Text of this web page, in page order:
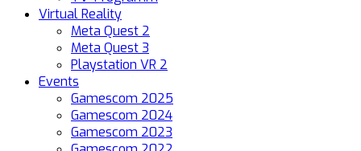
Virtual Reality
Meta Quest 2
Meta Quest 3
Playstation VR 2
Events
Gamescom 2025
Gamescom 2024
Gamescom 2023